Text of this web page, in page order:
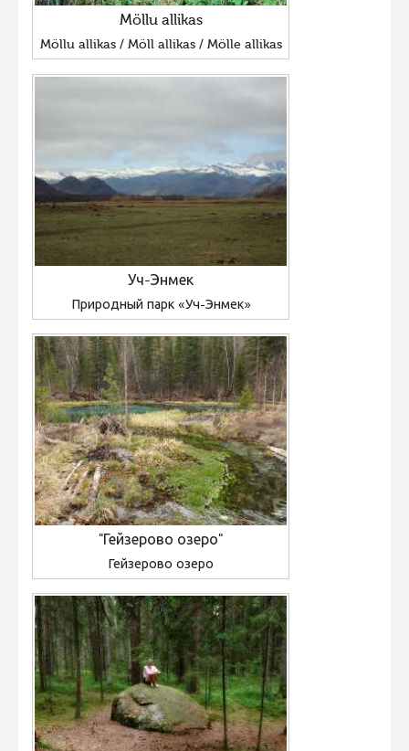
Фотоконкурс 2011
Фотоконкурс 2010
Möllu allikas
Möllu allikas / Möll allikas / Mölle allikas
Уч-Энмек
Природный парк «Уч-Энмек»
"Гейзерово озеро"
Гейзерово озеро